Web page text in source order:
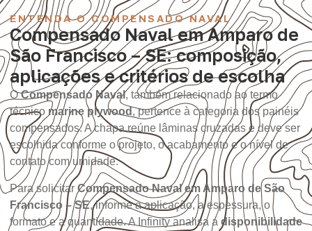
ENTENDA O COMPENSADO NAVAL
Compensado Naval em Amparo de
São Francisco – SE: composição,
aplicações e critérios de escolha
OCompensado Naval, também relacionado ao termo
técnico marine plywood, pertence à categoria dos painéis
compensados. A chapa reúne lâminas cruzadas e deve ser
escolhida conforme o projeto, o acabamento e o nível de
contato com umidade.
Para solicitar Compensado Naval em Amparo de São
Francisco – SE, informe a aplicação, a espessura, o
formato e a quantidade. A Infinity analisa a disponibilidade